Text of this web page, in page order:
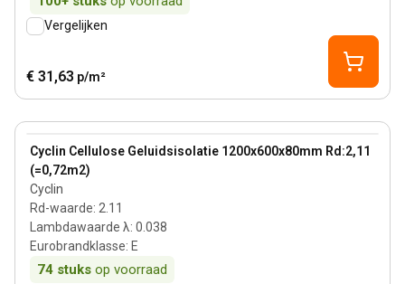
Vergelijken
€ 31,63 p/m²
Cyclin Cellulose Geluidsisolatie 1200x600x80mm Rd:2,11
(=0,72m2)
Cyclin
Rd-waarde: 2.11
Lambdawaarde λ: 0.038
Eurobrandklasse: E
74 stuks op voorraad
View product